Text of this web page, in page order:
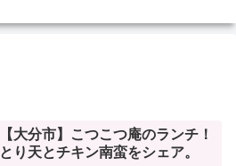
【大分市】こつこつ庵のランチ！
とり天とチキン南蛮をシェア。